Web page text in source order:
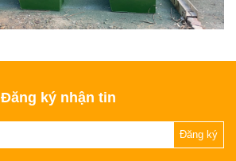
Đăng ký nhận tin
Đăng ký